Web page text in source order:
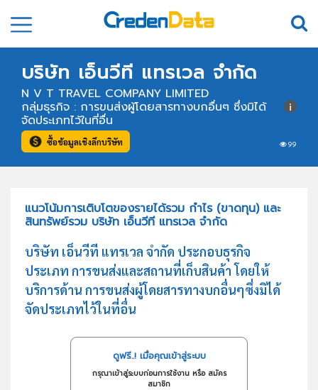
บริษัท เอ็นวีที แทรเวล จำกัด
N V T TRAVEL COMPANY LIMITED
99
กลุ่มธุรกิจ : การขนส่งผู้โดยสารทางบกอื่นๆ ซึ่งมิได้
จัดประเภทไว้ในที่อื่น
ซื้อข้อมูลเชิงลึกบริษัท
แนวโน้มการเติบโตของรายได้รวม กำไร (ขาดทุน) และ
สินทรัพย์รวม บริษัท เอ็นวีที แทรเวล จำกัด
บริษัท เอ็นวีที แทรเวล จำกัด ประกอบธุรกิจ
ประเภท การขนส่งและสถานที่เก็บสินค้า โดยให้
บริการด้าน การขนส่งผู้โดยสารทางบกอื่นๆซึ่งมิได้
จัดประเภทไว้ในที่อื่น
ดูฟรี..! เมื่อคุณเข้าสู่ระบบ
กรุณาเข้าสู่ระบบก่อนการใช้งาน หรือ สมัคร
สมาชิก